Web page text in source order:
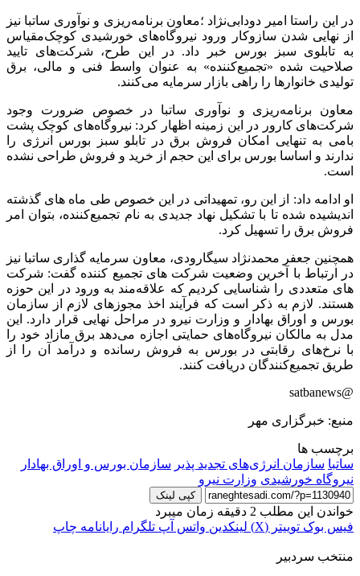
در این راستا امیر دودابی‌نژاد ؛معاون برنامه‌ریزی و نوآوری ساتبا نیز
از نهایی شدن سازوکار ورود نیروگاه‌های خورشیدی کوچک‌مقیاس
به تابلوی سبز بورس خبر داد. در این طرح، شرکت‌های تایید
صلاحیت شده «تجمیع‌کننده» به عنوان واسط فنی و مالی، برق
تولیدی خانوارها را راهی بازار سرمایه می‌کنند.
معاون برنامه‌ریزی و نوآوری ساتبا در خصوص ضرورت وجود
شرکت‌های کارور در این زمینه اظهار کرد: نیروگاه‌های کوچک پشت
بامی به تنهایی امکان فروش برق در تابلو سبز بورس انرژی را
ندارند و اساسا بورس برای این حجم از خرید و فروش طراحی نشده
است.
او ادامه داد: از این رو، تمهیداتی در این خصوص طی ماه های گذشته
اندیشیده شده تا با تشکیل نهاد جدیدی به نام تجمیع‌کننده‌، بتوان امر
فروش برق را تسهیل کرد.
همچنین جعفر محمدنژاد سیگارودی، معاون سرمایه گذاری ساتبا نیز
در ارتباط با آخرین وضعیت شرکت های تجمیع کننده گفت: شرکت
های متعددی را شناسایی کردیم که علاقه‌مند به ورود در این حوزه
هستند. لازم به ذکر است که فرآیند اخذ مجوزهای لازم از سازمان
بورس و اوراق بهادار و وزارت نیرو در مراحل نهایی قرار دارد. این
مدل به مالکان نیروگاه‌های حمایتی اجازه می‌دهد برق مازاد خود را
با نرخ‌های رقابتی در بورس به فروش رسانده و درآمد آن را از
طریق تجمیع‌کنندگان دریافت کنند.
@satbanews
منبع: خبرگزاری مهر
برچسب ها
ساتبا سازمان انرژی‌های تجدید پذیر سازمان بورس و اوراق بهادار
نیروگاه خورشیدی وزارت نیرو
کپی لینک
خواندن این مطلب 2 دقیقه زمان میبرد
فیس بوک توییتر (X) لینکدین واتس آپ تلگرام رایانامه چاپ
منتخب سردبیر